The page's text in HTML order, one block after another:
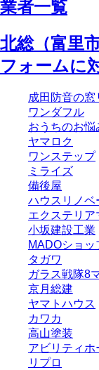
業者一覧
北総（富里
フォームに
成田防音の
ワンダフル
おうちのお悩
ヤマロク
ワンステップ
ミライズ
備後屋
ハウスリノベ
エクステリア
小坂建設工業
MADOショッ
タガワ
ガラス戦隊8
京月総建
ヤマトハウス
カワカ
高山塗装
アビリティホ
リプロ